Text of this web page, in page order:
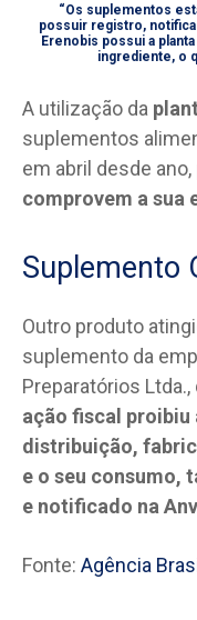
“Os suplementos
possuir registro,
Erenobis possui a
ingrediente, o
A utilização da
suplementos
em abril desde ano,
comprovem a sua
Suplemento
Outro produto
suplemento da
Preparatórios
ação fiscal proibiu
distribuição,
e o seu consumo,
e notificado na
Fonte: Agência